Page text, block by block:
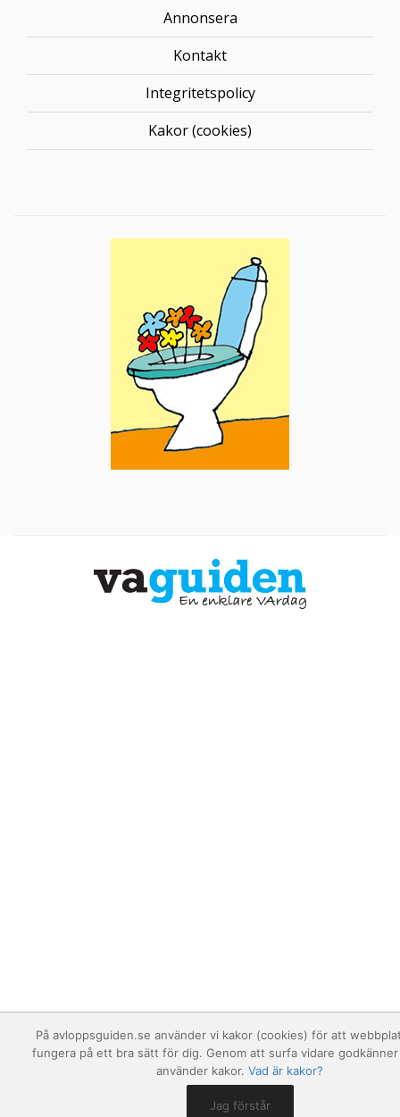
Annonsera
Kontakt
Integritetspolicy
Kakor (cookies)
På avloppsguiden.se använder vi kakor (cookies) för att
fungera på ett bra sätt för dig. Genom att surfa vidare
använder kakor. Vad är kakor?
Jag förstår